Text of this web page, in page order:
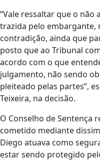
“Vale ressaltar que o não
trazida pelo embargante,
contradição, ainda que
posto que ao Tribunal
acordo com o que
julgamento, não sendo
pleiteado pelas partes”,
Teixeira, na decisão.
O Conselho de Sentença
cometido mediante
Diego atuava como
estar sendo protegido